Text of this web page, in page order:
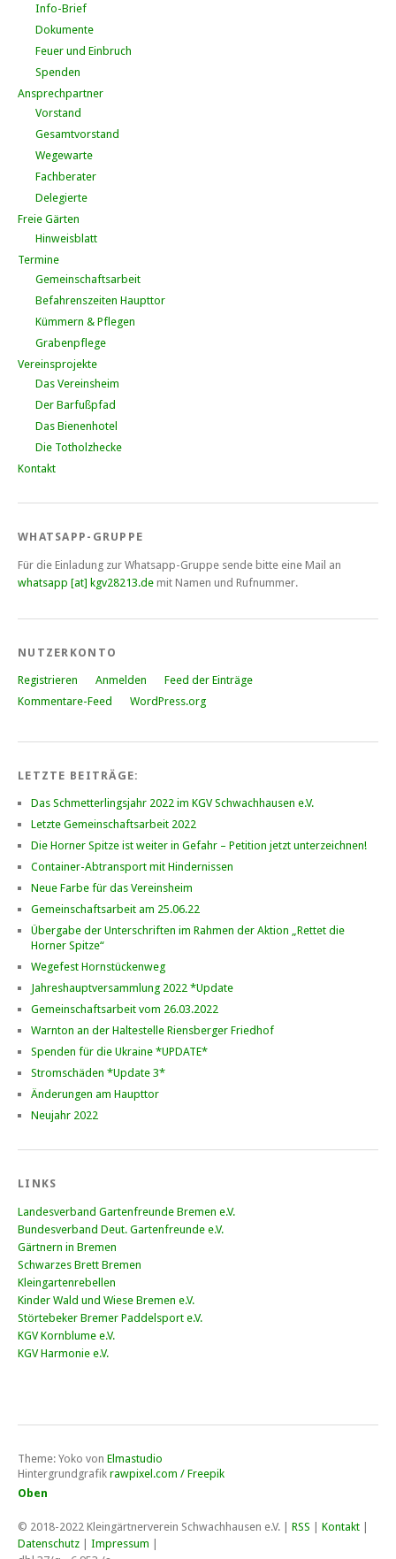
Info-Brief
Dokumente
Feuer und Einbruch
Spenden
Ansprechpartner
Vorstand
Gesamtvorstand
Wegewarte
Fachberater
Delegierte
Freie Gärten
Hinweisblatt
Termine
Gemeinschaftsarbeit
Befahrenszeiten Haupttor
Kümmern & Pflegen
Grabenpflege
Vereinsprojekte
Das Vereinsheim
Der Barfußpfad
Das Bienenhotel
Die Totholzhecke
Kontakt
WHATSAPP-GRUPPE
Für die Einladung zur Whatsapp-Gruppe sende bitte eine Mail an
whatsapp [at] kgv28213.de mit Namen und Rufnummer.
NUTZERKONTO
Registrieren Anmelden
Feed der Einträge
Kommentare-Feed
WordPress.org
LETZTE BEITRÄGE:
Das Schmetterlingsjahr 2022 im KGV Schwachhausen e.V.
Letzte Gemeinschaftsarbeit 2022
Die Horner Spitze ist weiter in Gefahr – Petition jetzt unterzeichnen!
Container-Abtransport mit Hindernissen
Neue Farbe für das Vereinsheim
Gemeinschaftsarbeit am 25.06.22
Übergabe der Unterschriften im Rahmen der Aktion „Rettet die
Horner Spitze“
Wegefest Hornstückenweg
Jahreshauptversammlung 2022 *Update
Gemeinschaftsarbeit vom 26.03.2022
Warnton an der Haltestelle Riensberger Friedhof
Spenden für die Ukraine *UPDATE*
Stromschäden *Update 3*
Änderungen am Haupttor
Neujahr 2022
LINKS
Landesverband Gartenfreunde Bremen e.V.
Bundesverband Deut. Gartenfreunde e.V.
Gärtnern in Bremen
Schwarzes Brett Bremen
Kleingartenrebellen
Kinder Wald und Wiese Bremen e.V.
Störtebeker Bremer Paddelsport e.V.
KGV Kornblume e.V.
KGV Harmonie e.V.
Theme: Yoko von Elmastudio
Hintergrundgrafik rawpixel.com / Freepik
Oben
© 2018-2022 Kleingärtnerverein Schwachhausen e.V. | RSS Kontakt
Datenschutz
Impressum